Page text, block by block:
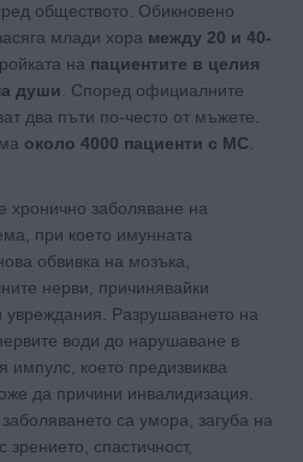
обществото. Обикновено
млади хора между 20 и 40-
на пациентите в целия
души . Според официалните
два пъти по-често от мъжете.
около 4000 пациенти с МС
хронично заболяване на
при което имунната
обвивка на мозъка,
нерви, причинявайки
Разрушаването на
води до нарушаване в
импулс, което предизвиква
да причини инвалидизация.
са умора, загуба на
спастичност,